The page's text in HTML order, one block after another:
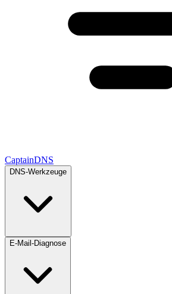
CaptainDNS
DNS-Werkzeuge
E-Mail-Diagnose